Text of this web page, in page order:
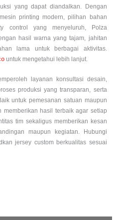
yang dapat diandalkan. Dengan
printing modern, pilihan bahan
control yang menyeluruh, Polza
hasil warna yang tajam, jahitan
lama untuk berbagai aktivitas.
untuk mengetahui lebih lanjut.
layanan konsultasi desain,
produksi yang transparan, serta
untuk pemesanan satuan maupun
memberikan hasil terbaik agar setiap
tim sekaligus memberikan kesan
maupun kegiatan. Hubungi
jersey custom berkualitas sesuai